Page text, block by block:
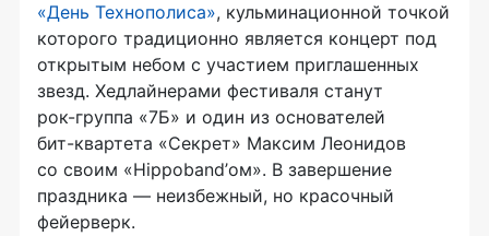
«День Технополиса», кульминационной точкой
которого традиционно является концерт под
открытым небом с участием приглашенных
звезд. Хедлайнерами фестиваля станут
рок-группа «7Б» и один из основателей
бит-квартета «Секрет» Максим Леонидов
со своим «Hippoband’ом». В завершение
праздника — неизбежный, но красочный
фейерверк.